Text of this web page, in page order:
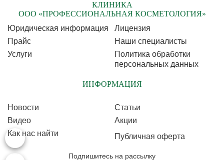
КЛИНИКА
ООО «ПРОФЕССИОНАЛЬНАЯ КОСМЕТОЛОГИЯ»
Юридическая информация
Лицензия
Прайс
Наши специалисты
Услуги
Политика обработки
персональных данных
ИНФОРМАЦИЯ
Новости
Статьи
Видео
Акции
Как нас найти
Публичная оферта
Подпишитесь на рассылку